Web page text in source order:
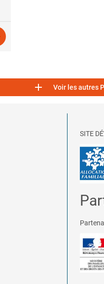
 Voir les autres
SITE